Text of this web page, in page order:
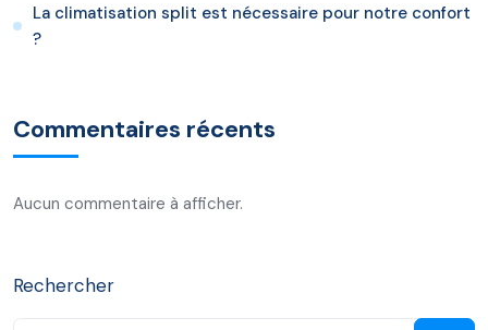
La climatisation split est nécessaire pour notre confort
?
Commentaires récents
Aucun commentaire à afficher.
Rechercher